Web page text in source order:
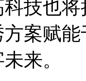
技也
案赋
来。